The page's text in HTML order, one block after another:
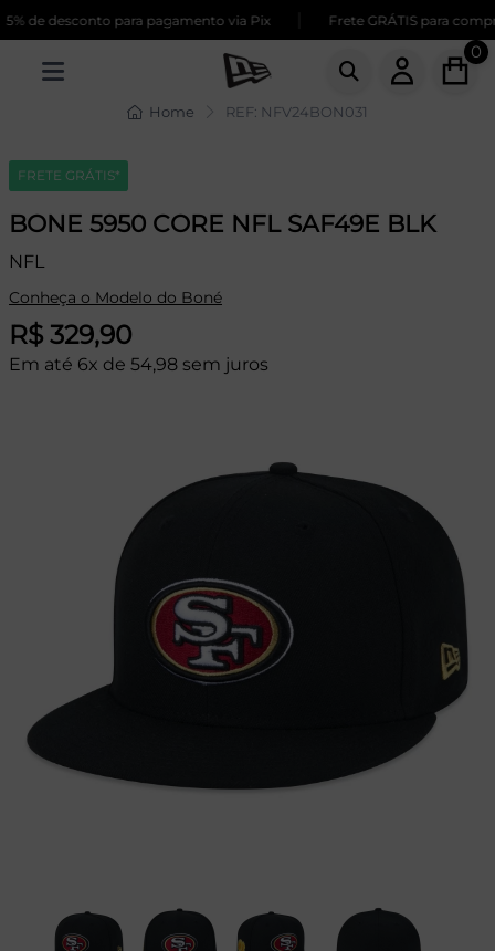
de desconto para pagamento via Pix Frete GRÁTIS para
0
Home REF: NFV24BON031
FRETE GRÁTIS*
BONE 5950 CORE NFL SAF49E BLK
NFL
Conheça o Modelo do Boné
R$ 329,90
Em até 6x de 54,98 sem juros